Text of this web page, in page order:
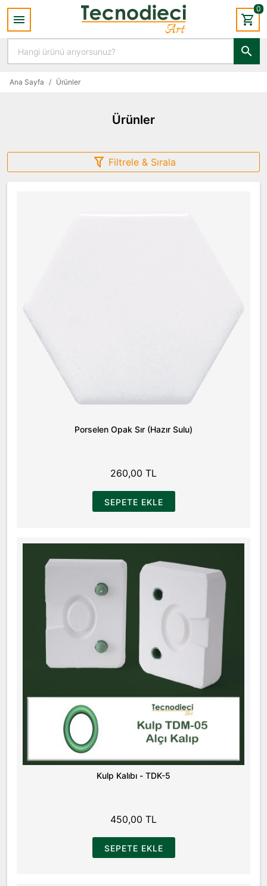
0
Ana Sayfa / Ürünler
Ürünler
Filtrele & Sırala
Porselen Opak Sır (Hazır Sulu)
260,00 TL
SEPETE EKLE
Kulp Kalıbı - TDK-5
450,00 TL
SEPETE EKLE